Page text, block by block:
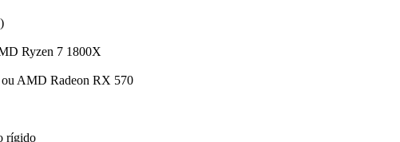
Ryzen 7 1800X
AMD Radeon RX 570
rígido